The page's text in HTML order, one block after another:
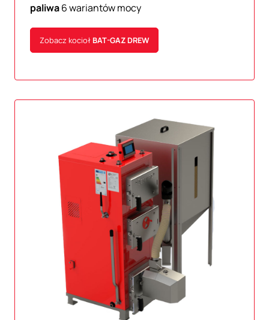
paliwa6 wariantów mocy
Zobacz kociołBAT-GAZDREW